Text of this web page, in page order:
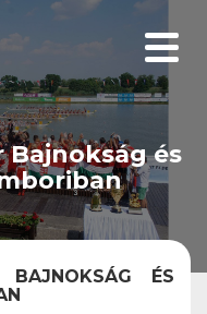
Bajnokság és
BAJNOKSÁG ÉS